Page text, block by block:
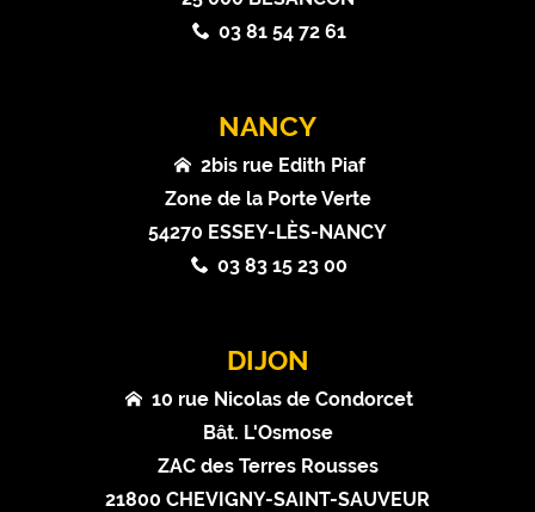
03 81 54 72 61
NANCY
2bis rue Edith Piaf
Zone de la Porte Verte
54270 ESSEY-LÈS-NANCY
03 83 15 23 00
DIJON
10 rue Nicolas de Condorcet
Bât. L'Osmose
ZAC des Terres Rousses
21800 CHEVIGNY-SAINT-SAUVEUR